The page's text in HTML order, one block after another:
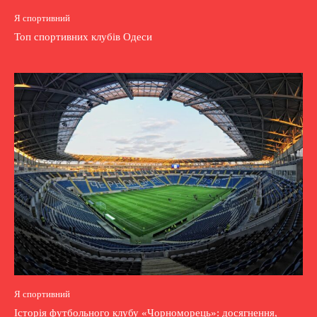
Я спортивний
Топ спортивних клубів Одеси
Я спортивний
Історія футбольного клубу «Чорноморець»: досягнення,